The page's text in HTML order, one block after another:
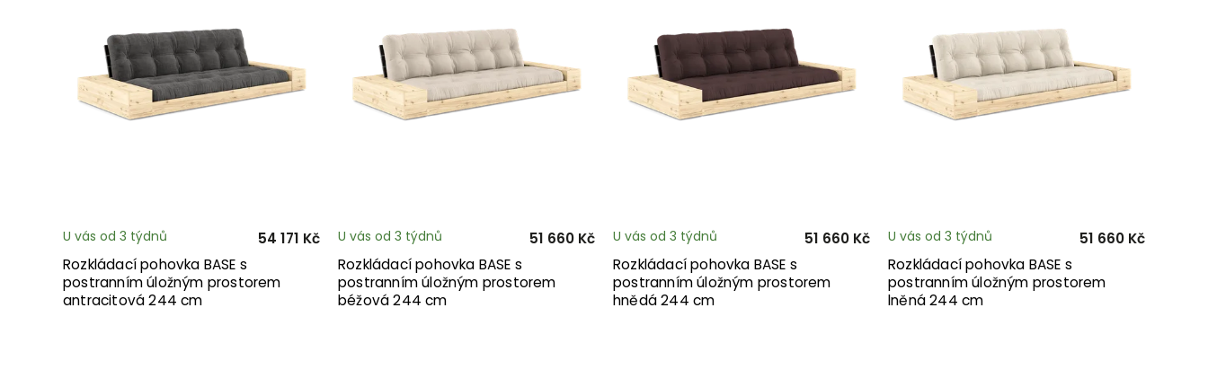
Rozkládací pohovka BASE s
postranním úložným prostorem
antracitová 244 cm
U vás od 3 týdnů
54 171 Kč
Rozkládací pohovka BASE s
postranním úložným prostorem
béžová 244 cm
U vás od 3 týdnů
51 660 Kč
Rozkládací pohovka BASE s
postranním úložným prostorem
hnědá 244 cm
U vás od 3 týdnů
51 660 Kč
Rozkládací pohovka BASE s
postranním úložným prostorem
lněná 244 cm
U vás od 3 týdnů 51 660 Kč